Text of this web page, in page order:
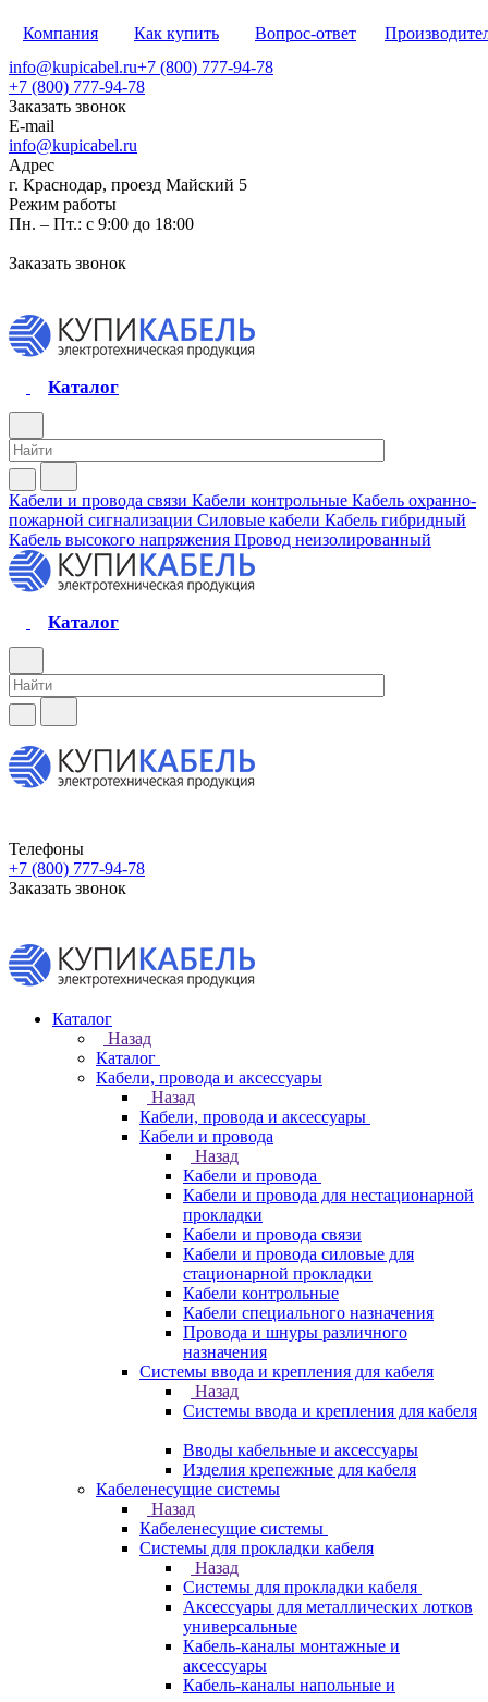
Компания Как купить Вопрос-ответ
info@kupicabel.ru+7 (800) 777-94-78
+7 (800) 777-94-78
Заказать звонок
E-mail
info@kupicabel.ru
Адрес
г. Краснодар, проезд Майский 5
Режим работы
Пн. – Пт.: с 9:00 до 18:00
Заказать звонок
Каталог
Кабели и провода связи Кабели контрольные Кабель охранно-
пожарной сигнализации Силовые кабели Кабель гибридный
Кабель высокого напряжения Провод неизолированный
Каталог
Телефоны
+7 (800) 777-94-78
Заказать звонок
Каталог
Назад
Каталог
Кабели, провода и аксессуары
Назад
Кабели, провода и аксессуары
Кабели и провода
Назад
Кабели и провода
Кабели и провода для нестационарной
прокладки
Кабели и провода связи
Кабели и провода силовые для
стационарной прокладки
Кабели контрольные
Кабели специального назначения
Провода и шнуры различного
назначения
Системы ввода и крепления для кабеля
Назад
Системы ввода и крепления для кабеля
Вводы кабельные и аксессуары
Изделия крепежные для кабеля
Кабеленесущие системы
Назад
Кабеленесущие системы
Системы для прокладки кабеля
Назад
Системы для прокладки кабеля
Аксессуары для металлических лотков
универсальные
Кабель-каналы монтажные и
аксессуары
Кабель-каналы напольные и